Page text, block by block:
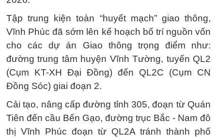
Tập trung kiện toàn “huyết mạch” giao thông,
Vĩnh Phúc đã sớm lên kế hoạch bố trí nguồn vốn
cho các dự án Giao thông trọng điểm như:
đường trung tâm huyện Vĩnh Tường, tuyến QL2
(Cụm KT-XH Đại Đồng) đến QL2C (Cụm CN
Đồng Sóc) giai đoạn 2.
Cải tạo, nâng cấp đường tỉnh 305, đoạn từ Quán
Tiên đến cầu Bến Gạo, đường trục Bắc - Nam đô
thị Vĩnh Phúc đoạn từ QL2A tránh thành phố